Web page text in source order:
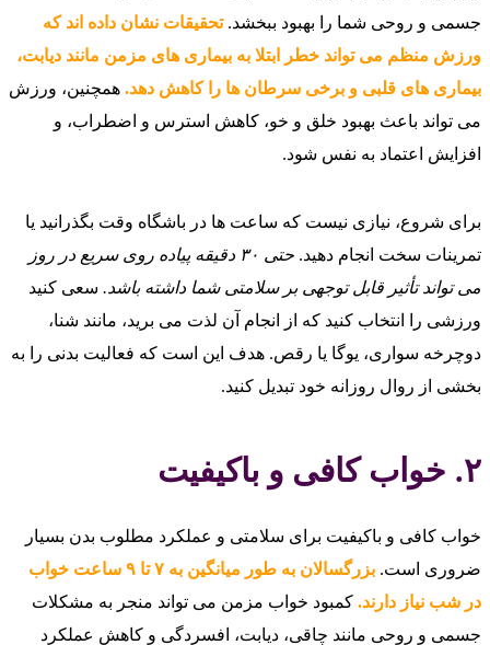
جسمی و روحی شما را بهبود ببخشد.تحقیقات نشان داده‌ اند که
ورزش منظم می‌ تواند خطر ابتلا به بیماری‌ های مزمن مانند دیابت،
بیماری‌ های قلبی و برخی سرطان‌ ها را کاهش دهد. همچنین، ورزش
می‌ تواند باعث بهبود خلق و خو، کاهش استرس و اضطراب، و
افزایش اعتماد به نفس شود.
برای شروع، نیازی نیست که ساعت‌ ها در باشگاه وقت بگذرانید یا
تمرینات سخت انجام دهید.
حتی ۳۰ دقیقه پیاده‌ روی سریع در روز
می‌ تواند تأثیر قابل توجهی بر سلامتی شما داشته باشد. سعی کنید
ورزشی را انتخاب کنید که از انجام آن لذت می‌ برید، مانند شنا،
دوچرخه‌ سواری، یوگا یا رقص. هدف این است که فعالیت بدنی را به
بخشی از روال روزانه خود تبدیل کنید.
۲. خواب کافی و باکیفیت
خواب کافی و باکیفیت برای سلامتی و عملکرد مطلوب بدن بسیار
ضروری است.
بزرگسالان به طور میانگین به ۷ تا ۹ ساعت خواب
در شب نیاز دارند. کمبود خواب مزمن می‌ تواند منجر به مشکلات
جسمی و روحی مانند چاقی، دیابت، افسردگی و کاهش عملکرد